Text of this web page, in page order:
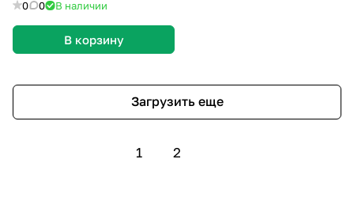
0 0 В наличии
В корзину
Загрузить еще
1 2